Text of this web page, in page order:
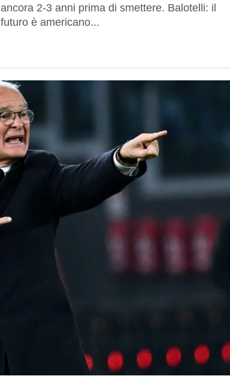
ancora 2-3 anni prima di smettere. Balotelli: il
futuro è americano...